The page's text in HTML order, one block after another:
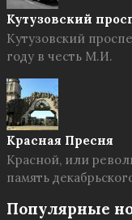
Кутузовский
Кутузовский
году в честь М.И.
Красная Пресня
Красной, или
память
Популярные